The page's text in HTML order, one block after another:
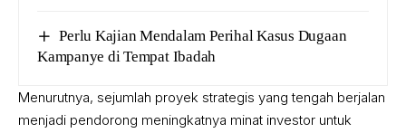
Perlu Kajian Mendalam Perihal Kasus Dugaan
Kampanye di Tempat Ibadah
Menurutnya, sejumlah proyek strategis yang tengah berjalan
menjadi pendorong meningkatnya minat investor untuk